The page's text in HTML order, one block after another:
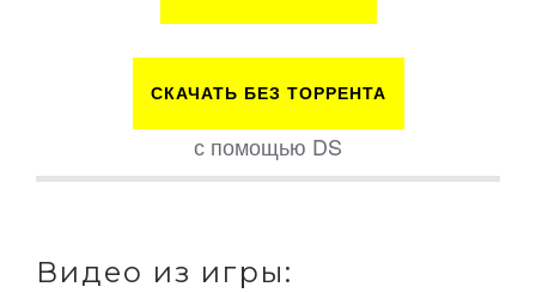
СКАЧАТЬ БЕЗ ТОРРЕНТА
с помощью DS
Видео из игры: